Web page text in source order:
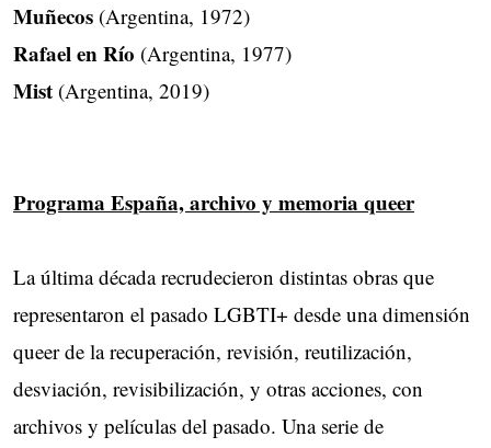
Muñecos (Argentina, 1972)
Rafael en Río (Argentina, 1977)
Mist (Argentina, 2019)
Programa España, archivo y memoria queer
La última década recrudecieron distintas obras que
representaron el pasado LGBTI+ desde una dimensión
queer de la recuperación, revisión, reutilización,
desviación, revisibilización, y otras acciones, con
archivos y películas del pasado. Una serie de